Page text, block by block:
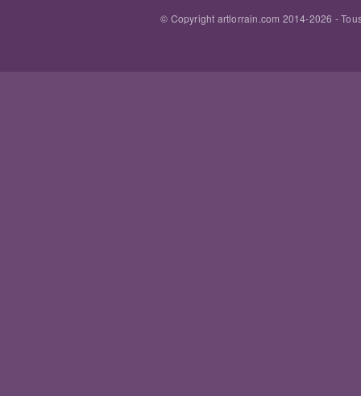
© Copyright artlorrain.com 2014-2026 -